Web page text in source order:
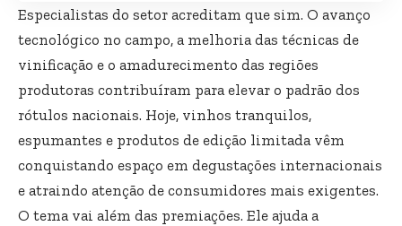
Especialistas do setor acreditam que sim. O avanço
tecnológico no campo, a melhoria das técnicas de
vinificação e o amadurecimento das regiões
produtoras contribuíram para elevar o padrão dos
rótulos nacionais. Hoje, vinhos tranquilos,
espumantes e produtos de edição limitada vêm
conquistando espaço em degustações internacionais
e atraindo atenção de consumidores mais exigentes.
O tema vai além das premiações. Ele ajuda a